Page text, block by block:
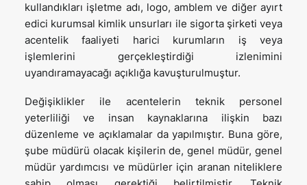
kullandıkları işletme adı, logo, amblem ve diğer ayırt
edici kurumsal kimlik unsurları ile sigorta şirketi veya
acentelik faaliyeti harici kurumların iş veya
işlemlerini gerçekleştirdiği izlenimini
uyandıramayacağı açıklığa kavuşturulmuştur.
Değişiklikler ile acentelerin teknik personel
yeterliliği ve insan kaynaklarına ilişkin bazı
düzenleme ve açıklamalar da yapılmıştır. Buna göre,
şube müdürü olacak kişilerin de, genel müdür, genel
müdür yardımcısı ve müdürler için aranan niteliklere